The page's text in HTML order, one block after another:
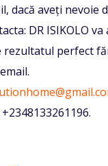
dacă aveți nevoie
DR ISIKOLO
rezultatul perfect